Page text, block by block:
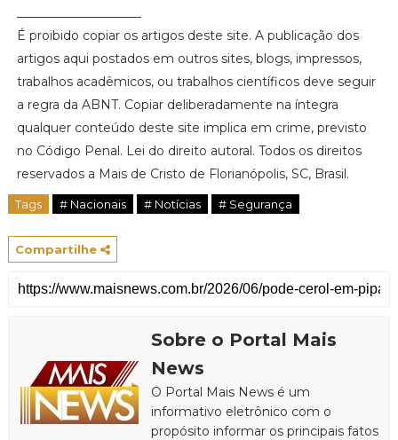
É proibido copiar os artigos deste site. A publicação dos
artigos aqui postados em outros sites, blogs, impressos,
trabalhos acadêmicos, ou trabalhos científicos deve seguir
a regra da ABNT. Copiar deliberadamente na íntegra
qualquer conteúdo deste site implica em crime, previsto
no Código Penal. Lei do direito autoral. Todos os direitos
reservados a Mais de Cristo de Florianópolis, SC, Brasil.
Tags # Nacionais # Notícias # Segurança
Compartilhe
Sobre o Portal Mais
News
O Portal Mais News é um
informativo eletrônico com o
propósito informar os principais fatos